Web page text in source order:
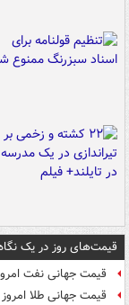
قیمت‌های روز در یک
قیمت جهانی نفت امروز ۱۶
قیمت جهانی طلا امروز ۱۵ مرداد